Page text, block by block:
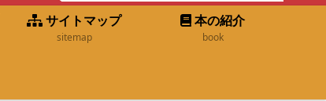
サイトマップ
sitemap
本の紹介
book